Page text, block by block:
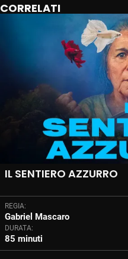
CORRELATI
IL SENTIERO AZZURRO
REGIA:
Gabriel Mascaro
DURATA:
85 minuti